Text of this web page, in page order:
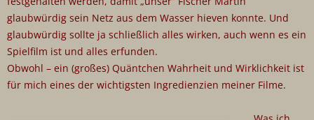
glaubwürdig sein Netz aus dem Wasser hieven konnte. Und
glaubwürdig sollte ja schließlich alles wirken, auch wenn es ein
Spielfilm ist und alles erfunden.
Obwohl – ein (großes) Quäntchen Wahrheit und Wirklichkeit ist
für mich eines der wichtigsten Ingredienzien meiner Filme.